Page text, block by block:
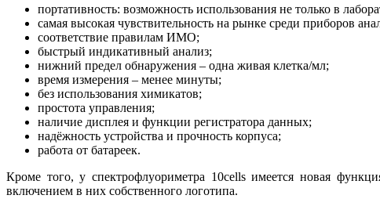
портативность: возможность использования не только в
самая высокая чувствительность на рынке среди приборов
соответствие правилам ИМО;
быстрый индикативный анализ;
нижний предел обнаружения – одна живая клетка/мл;
время измерения – менее минуты;
без использования химикатов;
простота управления;
наличие дисплея и функции регистратора данных;
надёжность устройства и прочность корпуса;
работа от батареек.
Кроме того, у спектрофлуориметра 10cells имеется новая
включением в них собственного логотипа.